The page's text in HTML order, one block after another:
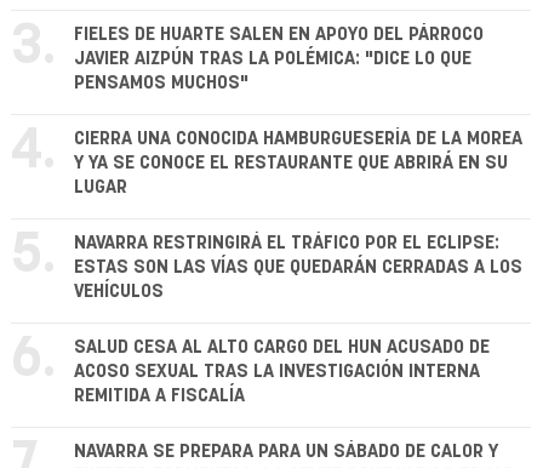
3.
FIELES DE HUARTE SALEN EN APOYO DEL PÁRROCO
JAVIER AIZPÚN TRAS LA POLÉMICA: "DICE LO QUE
PENSAMOS MUCHOS"
4.
CIERRA UNA CONOCIDA HAMBURGUESERÍA DE LA MOREA
Y YA SE CONOCE EL RESTAURANTE QUE ABRIRÁ EN SU
LUGAR
5.
NAVARRA RESTRINGIRÁ EL TRÁFICO POR EL ECLIPSE:
ESTAS SON LAS VÍAS QUE QUEDARÁN CERRADAS A LOS
VEHÍCULOS
6.
SALUD CESA AL ALTO CARGO DEL HUN ACUSADO DE
ACOSO SEXUAL TRAS LA INVESTIGACIÓN INTERNA
REMITIDA A FISCALÍA
NAVARRA SE PREPARA PARA UN SÁBADO DE CALOR Y